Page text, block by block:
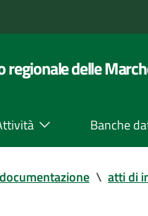
regionale delle
Banche
\ atti di